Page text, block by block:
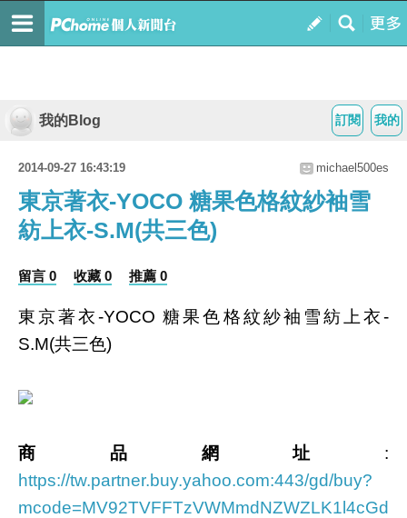
我的
訂閱
我的Blog
2014-09-27 16:43:19 michael500es
東京著衣-YOCO 糖果色格紋紗袖雪
紡上衣-S.M(共三色)
留言 0 收藏 0 推薦 0
東京著衣-YOCO 糖果色格紋紗袖雪紡上衣-
S.M(共三色)
商品網址 :
https://tw.partner.buy.yahoo.com:443/gd/buy?
mcode=MV92TVFFTzVWMmdNZWZLK1l4cGd